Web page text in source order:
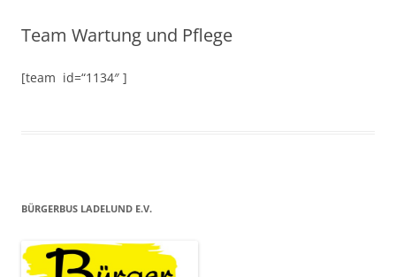
Team Wartung und Pflege
[team id=“1134″ ]
BÜRGERBUS LADELUND E.V.